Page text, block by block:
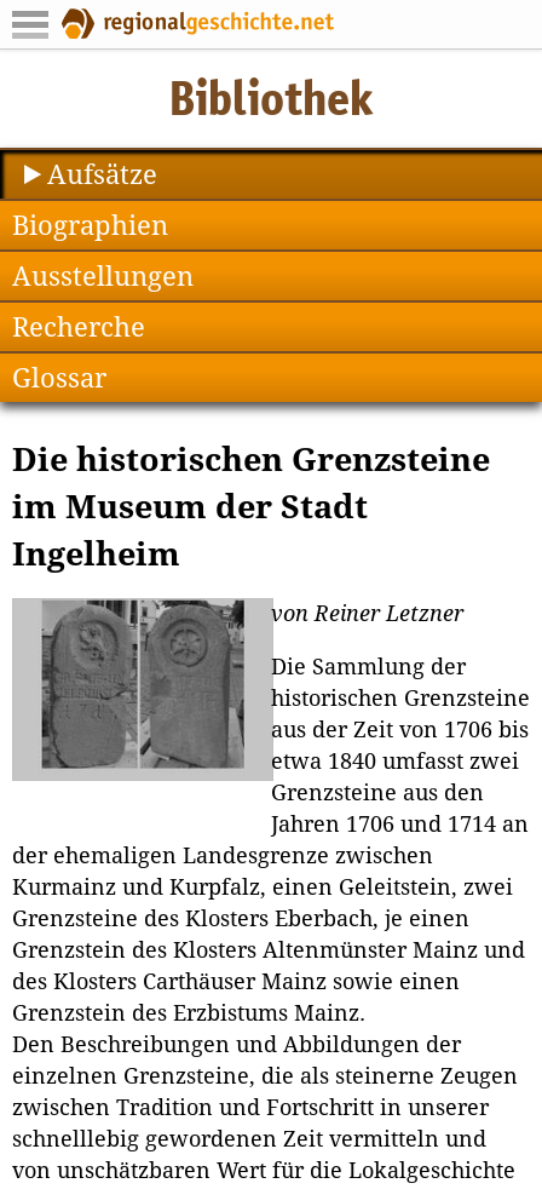
Aufsätze
Biographien
Ausstellungen
Recherche
Glossar
Die historischen Grenzsteine
im Museum der Stadt
Ingelheim
von Reiner Letzner
Die Sammlung der
historischen Grenzsteine
aus der Zeit von 1706 bis
etwa 1840 umfasst zwei
Grenzsteine aus den
Jahren 1706 und 1714 an
der ehemaligen Landesgrenze zwischen
Kurmainz und Kurpfalz, einen Geleitstein, zwei
Grenzsteine des Klosters Eberbach, je einen
Grenzstein des Klosters Altenmünster Mainz und
des Klosters Carthäuser Mainz sowie einen
Grenzstein des Erzbistums Mainz.
Den Beschreibungen und Abbildungen der
einzelnen Grenzsteine, die als steinerne Zeugen
zwischen Tradition und Fortschritt in unserer
schnelllebig gewordenen Zeit vermitteln und
von unschätzbaren Wert für die Lokalgeschichte